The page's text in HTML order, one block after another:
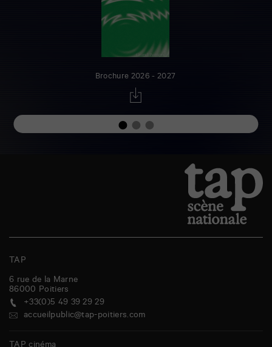
Brochure 2026 - 2027
TAP
6 rue de la Marne
86000 Poitiers
+33(0)5 49 39 29 29
accueilpublic@tap-poitiers.com